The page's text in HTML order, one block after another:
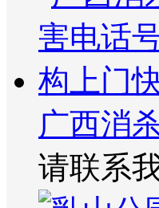
广西消
请联系